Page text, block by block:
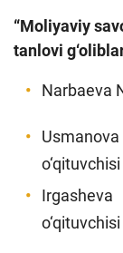
“Moliyaviy
tanlovi
Narbaeva
o‘qituvchisi
o‘qituvchisi